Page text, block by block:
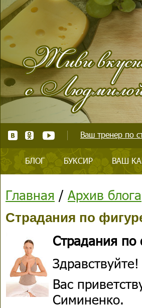
Ваш тренер по
БЛОГ БУКСИР ВАШ
Главная / Архив блога
Страдания по
Страдания по
Здравствуйте!
Вас
Симиненко.